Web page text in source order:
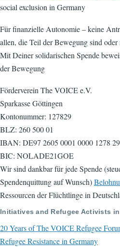
social exclusion in Germany
Für finanzielle Autonomie – keine
allen, die Teil der Bewegung sind
Mit Deiner solidarischen Spende
der Bewegung
Förderverein The VOICE e.V.
Sparkasse Göttingen
Kontonummer: 127829
BLZ: 260 500 01
IBAN: DE97 2605 0001 0000 1278 29
BIC: NOLADE21GOE
Wir sind dankbar für jede Spende
Spendenquittung auf Wunsch)
Ressourcen der Flüchtlinge in
Initiatives and Refugee Activists in
20 Years of The VOICE Refugee
Refugee Resistance in Germany